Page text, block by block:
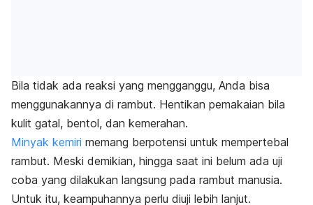
Bila tidak ada reaksi yang mengganggu, Anda bisa
menggunakannya di rambut. Hentikan pemakaian bila
kulit gatal, bentol, dan kemerahan.
Minyak kemiri memang berpotensi untuk mempertebal
rambut. Meski demikian, hingga saat ini belum ada uji
coba yang dilakukan langsung pada rambut manusia.
Untuk itu, keampuhannya perlu diuji lebih lanjut.